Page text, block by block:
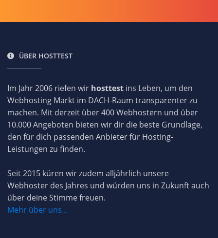
ÜBER HOSTTEST
Im Jahr 2006 riefen wir hosttest ins Leben, um den
Webhosting Markt im DACH-Raum transparenter zu
machen. Mit derzeit über 400 Webhostern und über
10.000 Angeboten bieten wir dir die beste Grundlage,
den für dich passenden Anbieter für Hosting-
Leistungen zu finden.
Seit 2015 küren wir zudem alljährlich unsere
Webhoster des Jahres und würden uns in Zukunft auch
über deine Stimme freuen.
Mehr über uns...